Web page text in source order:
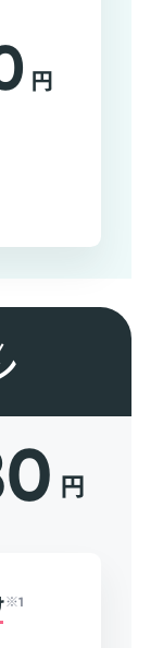
円
円
※1